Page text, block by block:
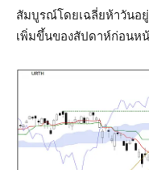
สัมบูรณ์โดยเฉลี่ยห้าวันอ
เพิ่มขึ้นของสัปดาห์ก่อนห